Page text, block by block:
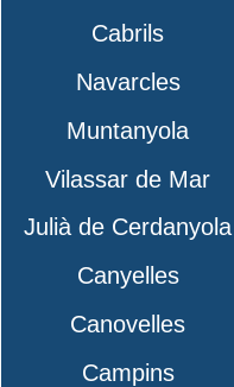
Cabrils
Navarcles
Muntanyola
Vilassar de Mar
Julià de Cerdanyola
Canyelles
Canovelles
Campins